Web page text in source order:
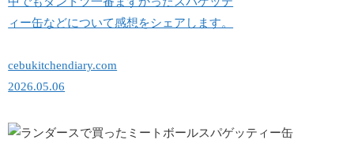
ィー缶などについて感想をシェアします。
cebukitchendiary.com
2026.05.06